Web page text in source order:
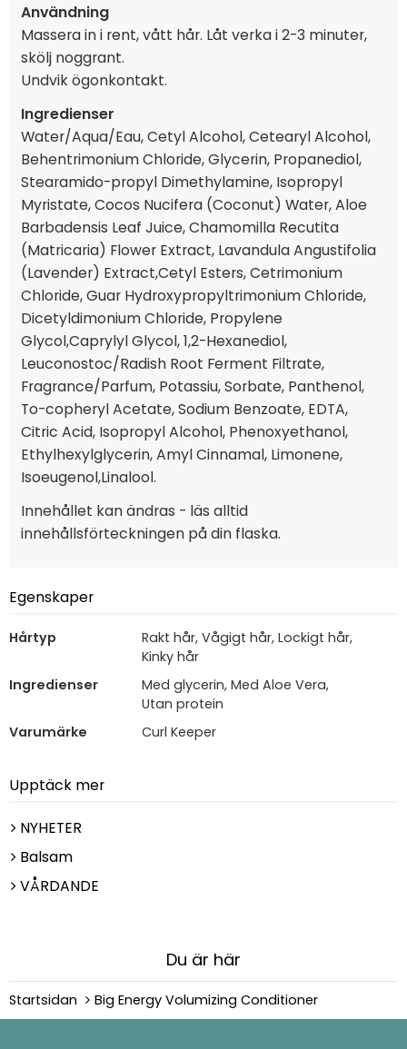
Användning
Massera in i rent, vått hår. Låt verka i 2-3 minuter,
skölj noggrant.
Undvik ögonkontakt.
Ingredienser
Water/Aqua/Eau, Cetyl Alcohol, Cetearyl Alcohol,
Behentrimonium Chloride, Glycerin, Propanediol,
Stearamido-propyl Dimethylamine, Isopropyl
Myristate, Cocos Nucifera (Coconut) Water, Aloe
Barbadensis Leaf Juice, Chamomilla Recutita
(Matricaria) Flower Extract, Lavandula Angustifolia
(Lavender) Extract,Cetyl Esters, Cetrimonium
Chloride, Guar Hydroxypropyltrimonium Chloride,
Dicetyldimonium Chloride, Propylene
Glycol,Caprylyl Glycol, 1,2-Hexanediol,
Leuconostoc/Radish Root Ferment Filtrate,
Fragrance/Parfum, Potassiu, Sorbate, Panthenol,
To-copheryl Acetate, Sodium Benzoate, EDTA,
Citric Acid, Isopropyl Alcohol, Phenoxyethanol,
Ethylhexylglycerin, Amyl Cinnamal, Limonene,
Isoeugenol,Linalool.
Innehållet kan ändras - läs alltid
innehållsförteckningen på din flaska.
Egenskaper
Hårtyp
Rakt hår, Vågigt hår, Lockigt hår,
Kinky hår
Ingredienser
Med glycerin, Med Aloe Vera,
Utan protein
Varumärke
Curl Keeper
Upptäck mer
NYHETER
Balsam
VÅRDANDE
Du är här
Startsidan Big Energy Volumizing Conditioner